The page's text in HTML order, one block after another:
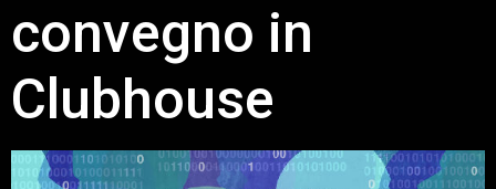
convegno in
Clubhouse